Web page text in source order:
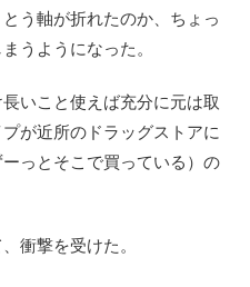
う軸が折れたのか、ちょっ
うようになった。
いこと使えば充分に元は取
が近所のドラッグストアに
っとそこで買っている）の
衝撃を受けた。